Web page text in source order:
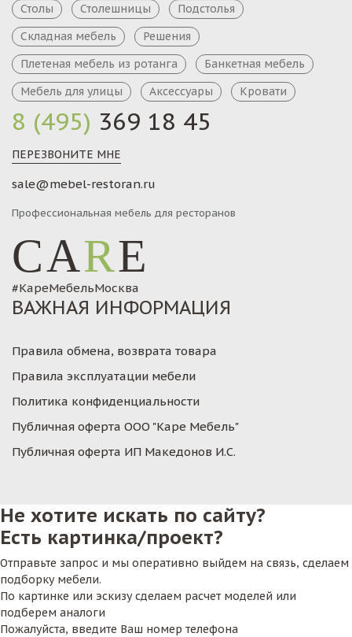
8 (495) 369 18 45
ПЕРЕЗВОНИТЕ МНЕ
sale@mebel-restoran.ru
Профессиональная мебель для ресторанов
CARE
#КареМебельМосква
Столы
Столешницы
Подстолья
Складная мебель
Решения
Плетеная мебель из ротанга
Банкетная мебель
Мебель для улицы
Аксессуары Кровати
ВАЖНАЯ ИНФОРМАЦИЯ
Правила обмена, возврата товара
Правила эксплуатации мебели
Политика конфиденциальности
Публичная оферта ООО "Каре Мебель"
Публичная оферта ИП Македонов И.С.
Не хотите искать по сайту?
Есть картинка/проект?
Отправьте запрос и мы оперативно выйдем на связь, сделаем
подборку мебели.
По картинке или эскизу сделаем расчет моделей или
подберем аналоги
Пожалуйста, введите Ваш номер телефона